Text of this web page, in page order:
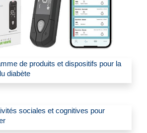
de produits et dispositifs pour la
diabète
sociales et cognitives pour